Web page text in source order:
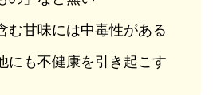
む甘味には中毒性がある
にも不健康を引き起こす